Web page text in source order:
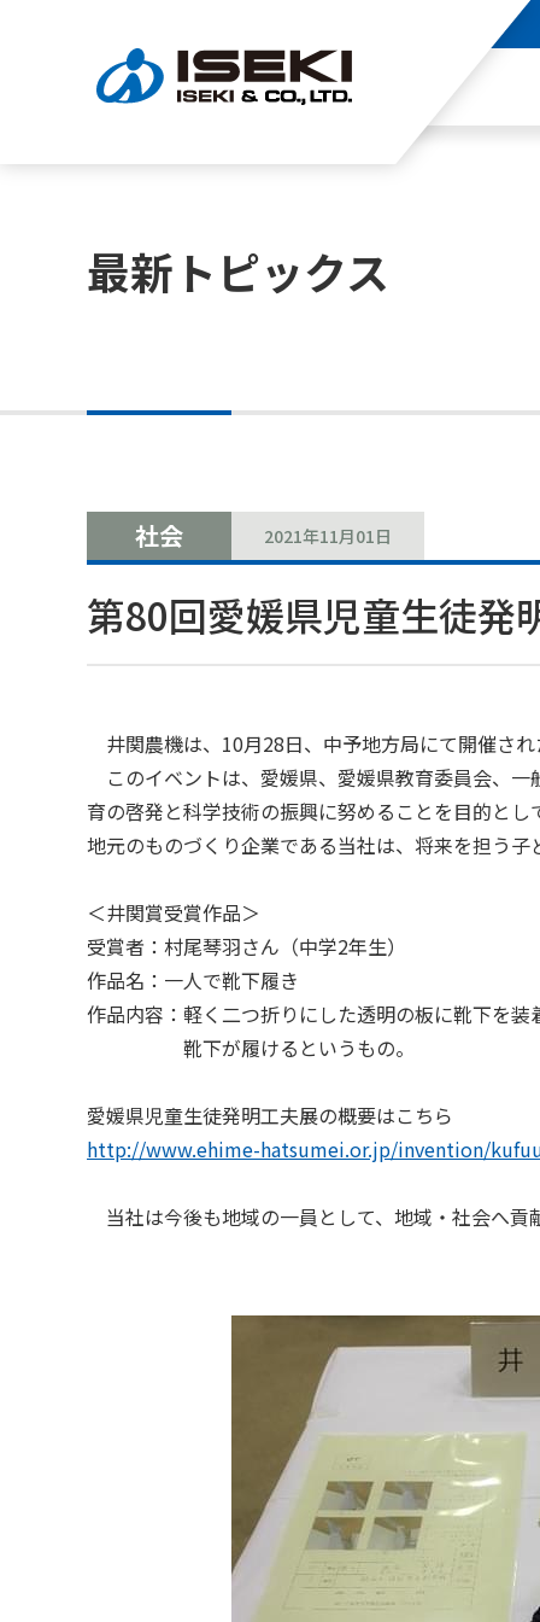
最新トピックス
社会 2021年11月01日
第80回愛媛県児童生徒発
井関農機は、10月28日、中予地方局にて開催さ
このイベントは、愛媛県、愛媛県教育委員会、
育の啓発と科学技術の振興に努めることを目的とし
地元のものづくり企業である当社は、将来を担う
＜井関賞受賞作品＞
受賞者：村尾琴羽さん（中学2年生）
作品名：一人で靴下履き
作品内容：軽く二つ折りにした透明の板に靴下を
靴下が履けるというもの。
愛媛県児童生徒発明工夫展の概要はこちら
http://www.ehime-hatsumei.or.jp/invention/
当社は今後も地域の一員として、地域・社会へ